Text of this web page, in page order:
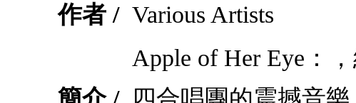
作者 / Various Artists
Apple of Her Eye：